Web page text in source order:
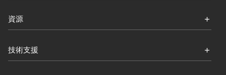
資源
技術支援